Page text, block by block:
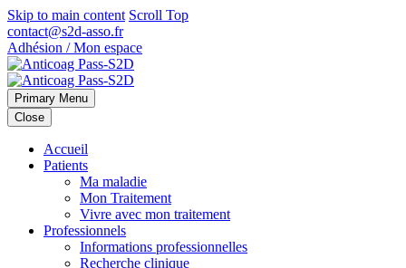
Skip to main content Scroll Top
contact@s2d-asso.fr
Adhésion / Mon espace
Primary Menu
Close
Accueil
Patients
Ma maladie
Mon Traitement
Vivre avec mon traitement
Professionnels
Informations professionnelles
Recherche clinique